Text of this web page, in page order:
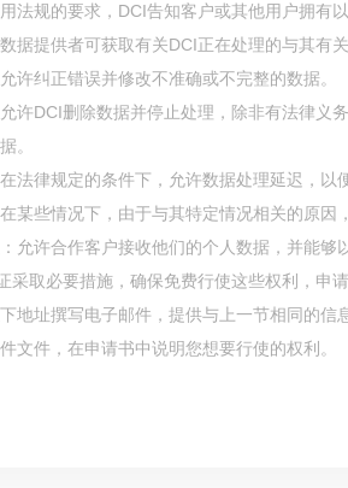
法规的要求，DCI告知客户或其他用户拥有
据提供者可获取有关DCI正在处理的与其有
许纠正错误并修改不准确或不完整的数据。
许DCI删除数据并停止处理，除非有法律义
。
法律规定的条件下，允许数据处理延迟，
某些情况下，由于与其特定情况相关的原
允许合作客户接收他们的个人数据，并能
采取必要措施，确保免费行使这些权利，申
地址撰写电子邮件，提供与上一节相同的信
文件，在申请书中说明您想要行使的权利。